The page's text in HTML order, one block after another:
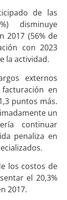
de las
disminuye
2017 (56% de
con 2023
la actividad.
externos
en
puntos más.
un
continuar
penaliza en
los costos de
el 20,3%
2017.